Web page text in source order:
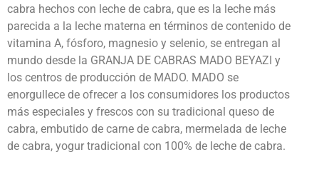
cabra hechos con leche de cabra, que es la leche más
parecida a la leche materna en términos de contenido de
vitamina A, fósforo, magnesio y selenio, se entregan al
mundo desde la GRANJA DE CABRAS MADO BEYAZI y
los centros de producción de MADO. MADO se
enorgullece de ofrecer a los consumidores los productos
más especiales y frescos con su tradicional queso de
cabra, embutido de carne de cabra, mermelada de leche
de cabra, yogur tradicional con 100% de leche de cabra.